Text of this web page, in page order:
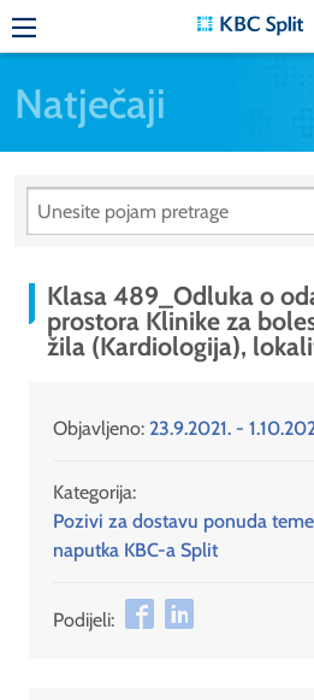
Natječaji
Klasa 489_Odluka o
prostora Klinike za
žila (Kardiologija),
Objavljeno: 23.9.2021. -
Kategorija:
Pozivi za dostavu ponuda
naputka KBC-a Split
Podijeli: